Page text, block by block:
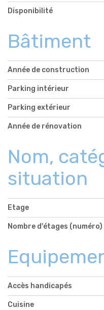
Disponibilité
Bâtiment
Année de construction
Parking intérieur
Parking extérieur
Année de rénovation
Nom,
situation
Etage
Nombre d'étages (numéro)
Accès handicapés
Cuisine